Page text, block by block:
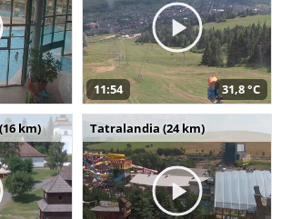
11:54 31,8 °C
km) Tatralandia (24 km)